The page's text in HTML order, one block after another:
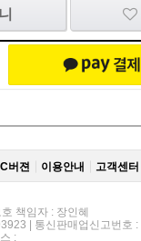
버젼 이용안내 고객센터
책임자 : 장인혜
| 통신판매업신고번호
: